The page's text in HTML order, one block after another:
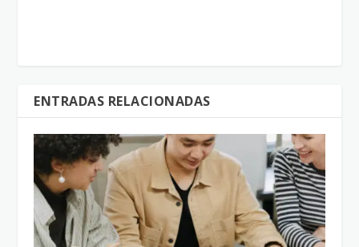
ENTRADAS RELACIONADAS